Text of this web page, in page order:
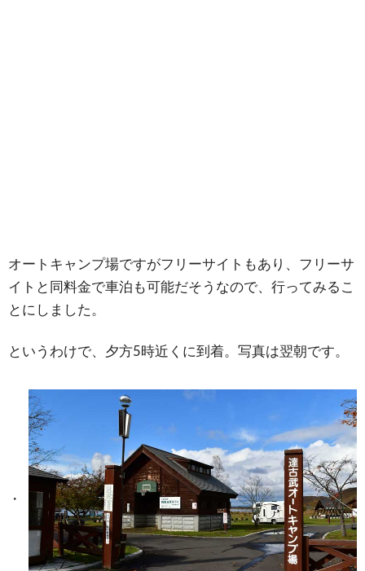
オートキャンプ場ですがフリーサイトもあり、フリーサ
イトと同料金で車泊も可能だそうなので、行ってみるこ
とにしました。
というわけで、夕方5時近くに到着。 写真は翌朝です。